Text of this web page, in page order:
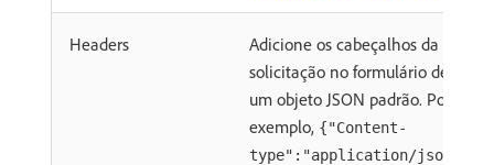
Headers
Adicione os cabeçalhos da
solicitação no formulário de
um objeto JSON padrão. Por
exemplo, {"Content-
type":"application/json"}